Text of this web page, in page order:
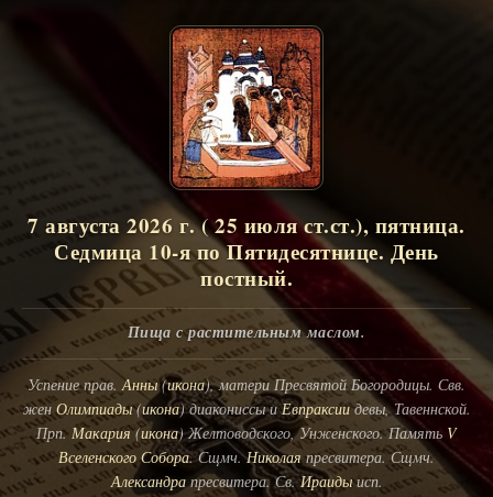
7 августа 2026 г. ( 25 июля ст.ст.), пятница.
Седмица 10-я по Пятидесятнице. День
постный.
Пища с растительным маслом.
Успение прав.Анны(икона), матери Пресвятой Богородицы. Свв.
жен Олимпиады(икона) диакониссы иЕвпраксиидевы, Тавеннской.
Прп.Макария(икона) Желтоводского, Унженского. Память V
Вселенского Собора. Сщмч.Николаяпресвитера. Сщмч.
Александрапресвитера. Св.Ираидыисп.